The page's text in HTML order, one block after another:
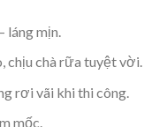
láng mịn.
chịu chà rữa tuyệt vời.
rơi vãi khi thi công.
mốc.